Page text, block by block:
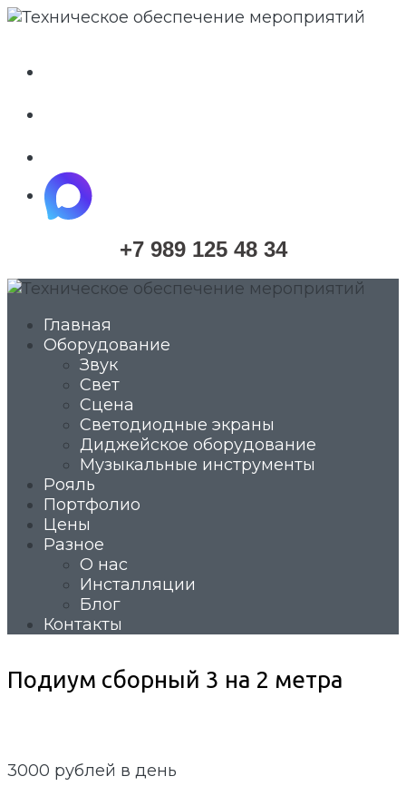
maximize
+7 989 125 48 34
Главная
Оборудование
Звук
Свет
Сцена
Светодиодные экраны
Диджейское оборудование
Музыкальные инструменты
Рояль
Портфолио
Цены
Разное
О нас
Инсталляции
Блог
Контакты
Подиум сборный 3 на 2 метра
3000 рублей в день